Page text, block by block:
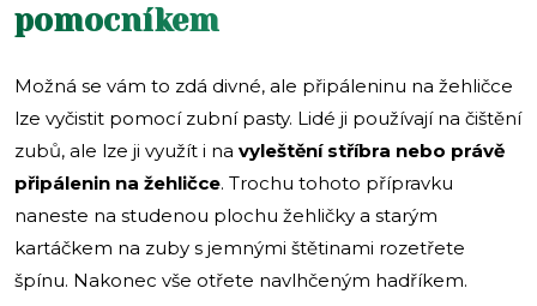
pomocníkem
Možná se vám to zdá divné, ale připáleninu na žehličce
lze vyčistit pomocí zubní pasty. Lidé ji používají na čištění
zubů, ale lze ji využít i na vyleštění stříbra nebo právě
připálenin na žehličce. Trochu tohoto přípravku
naneste na studenou plochu žehličky a starým
kartáčkem na zuby s jemnými štětinami rozetřete
špínu. Nakonec vše otřete navlhčeným hadříkem.